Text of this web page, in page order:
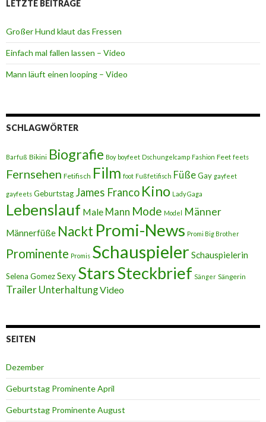
LETZTE BEITRÄGE
Großer Hund klaut das Fressen
Einfach mal fallen lassen – Video
Mann läuft einen looping – Video
SCHLAGWÖRTER
Barfuß Bikini Biografie Boy boyfeet Dschungelcamp Fashion Feet feets
Fernsehen Fetifisch Film foot Fußfetifisch FüßeGay gayfeet
gayfeets Geburtstag James Franco Kino Lady Gaga
Lebenslauf Male Mann Mode Model Männer
Männerfüße Nackt Promi-News Promi Big Brother
Prominente Promis Schauspieler Schauspielerin
Selena GomezSexy StarsSteckbrief Sänger Sängerin
Trailer UnterhaltungVideo
SEITEN
Dezember
Geburtstag Prominente April
Geburtstag Prominente August